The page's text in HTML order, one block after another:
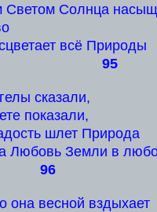
Светом Солнца
всё Природы
95
сказали,
показали,
шлет Природа
Любовь Земли в
96
она весной вздыхает